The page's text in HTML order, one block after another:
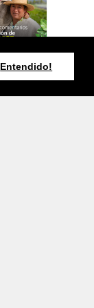
Entendido!